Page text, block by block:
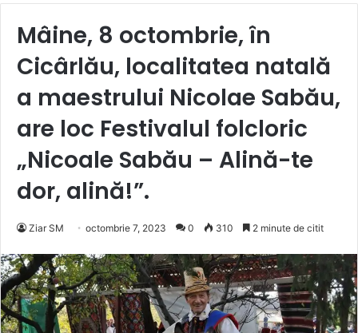
Mâine, 8 octombrie, în
Cicârlău, localitatea natală
a maestrului Nicolae Sabău,
are loc Festivalul folcloric
„Nicoale Sabău – Alină-te
dor, alină!”.
Ziar SM octombrie 7, 2023 0 310 2 minute de citit